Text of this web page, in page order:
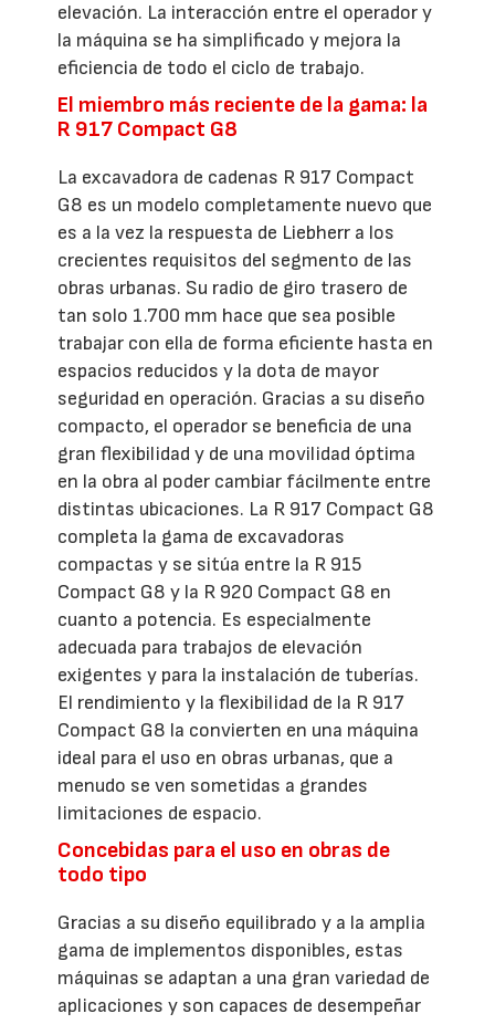
elevación. La interacción entre el operador y
la máquina se ha simplificado y mejora la
eficiencia de todo el ciclo de trabajo.
El miembro más reciente de la gama: la
R 917 Compact G8
La excavadora de cadenas R 917 Compact
G8 es un modelo completamente nuevo que
es a la vez la respuesta de Liebherr a los
crecientes requisitos del segmento de las
obras urbanas. Su radio de giro trasero de
tan solo 1.700 mm hace que sea posible
trabajar con ella de forma eficiente hasta en
espacios reducidos y la dota de mayor
seguridad en operación. Gracias a su diseño
compacto, el operador se beneficia de una
gran flexibilidad y de una movilidad óptima
en la obra al poder cambiar fácilmente entre
distintas ubicaciones. La R 917 Compact G8
completa la gama de excavadoras
compactas y se sitúa entre la R 915
Compact G8 y la R 920 Compact G8 en
cuanto a potencia. Es especialmente
adecuada para trabajos de elevación
exigentes y para la instalación de tuberías.
El rendimiento y la flexibilidad de la R 917
Compact G8 la convierten en una máquina
ideal para el uso en obras urbanas, que a
menudo se ven sometidas a grandes
limitaciones de espacio.
Concebidas para el uso en obras de
todo tipo
Gracias a su diseño equilibrado y a la amplia
gama de implementos disponibles, estas
máquinas se adaptan a una gran variedad de
aplicaciones y son capaces de desempeñar